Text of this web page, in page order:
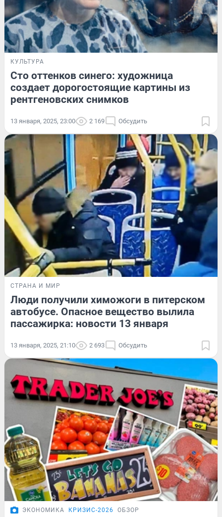
КУЛЬТУРА
Сто оттенков синего: художница
создает дорогостоящие картины из
рентгеновских снимков
13 января, 2025, 23:00 2 169 Обсудить
СТРАНА И МИР
Люди получили химожоги в питерском
автобусе. Опасное вещество вылила
пассажирка: новости 13 января
13 января, 2025, 21:10 2 693 Обсудить
ЭКОНОМИКА КРИЗИС-2026 ОБЗОР